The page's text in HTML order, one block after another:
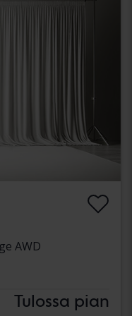
AWD
Tulossa pian